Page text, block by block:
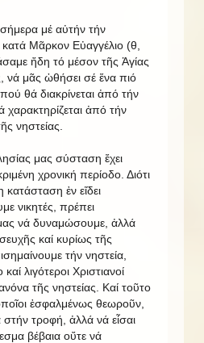
μέ αὐτήν τήν
Μᾶρκον Εὐαγγέλιο (θ,
ἤδη τό μέσον τῆς Ἁγίας
νά μᾶς ὠθήσει σέ ἕνα πιό
θά διακρίνεται ἀπό τήν
χαρακτηρίζεται ἀπό τήν
νηστείας.
μας σύσταση ἔχει
χρονική περίοδο. Διότι
κατάσταση ἐν εἴδει
νικητές, πρέπει
νά δυναμώσουμε, ἀλλά
καί κυρίως τῆς
τήν νηστεία,
λιγότεροι Χριστιανοί
τῆς νηστείας. Καί τοῦτο
ὁποῖοι ἐσφαλμένως θεωροῦν,
στήν τροφή, ἀλλά νά εἶσαι
βέβαια οὔτε νά